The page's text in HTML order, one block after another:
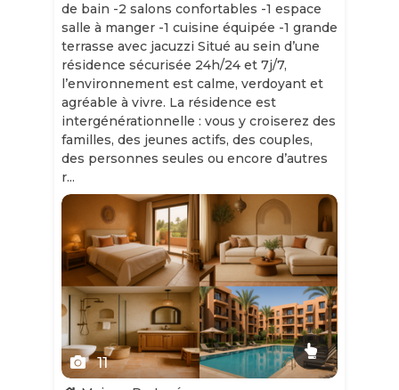
de bain -2 salons confortables -1 espace
salle à manger -1 cuisine équipée -1 grande
terrasse avec jacuzzi Situé au sein d’une
résidence sécurisée 24h/24 et 7j/7,
l’environnement est calme, verdoyant et
agréable à vivre. La résidence est
intergénérationnelle : vous y croiserez des
familles, des jeunes actifs, des couples,
des personnes seules ou encore d’autres
r...
Slide 1 of 11
11